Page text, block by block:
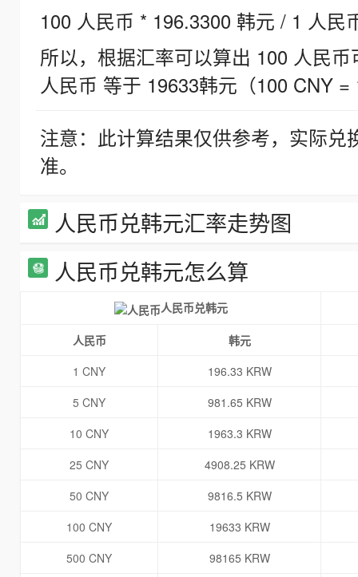
100 人民币 * 196.3300 韩元 / 1 人民
所以，根据汇率可以算出 100 人民
人民币 等于 19633韩元（100 CNY =
注意：此计算结果仅供参考，实际
准。
人民币兑韩元汇率走势图
人民币兑韩元怎么算
人民币兑韩元
人民币
韩元
1 CNY
196.33 KRW
5 CNY
981.65 KRW
10 CNY
1963.3 KRW
25 CNY
4908.25 KRW
50 CNY
9816.5 KRW
100 CNY
19633 KRW
500 CNY
98165 KRW